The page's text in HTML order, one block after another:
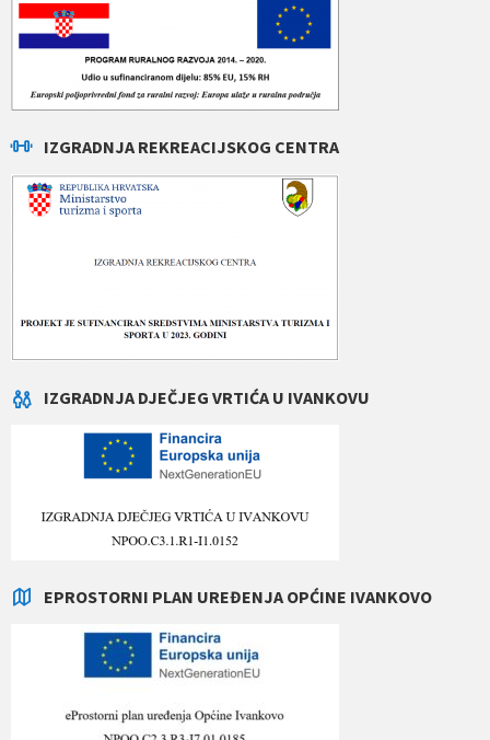
IZGRADNJA REKREACIJSKOG CENTRA
IZGRADNJA DJEČJEG VRTIĆA U IVANKOVU
EPROSTORNI PLAN UREĐENJA OPĆINE IVANKOVO